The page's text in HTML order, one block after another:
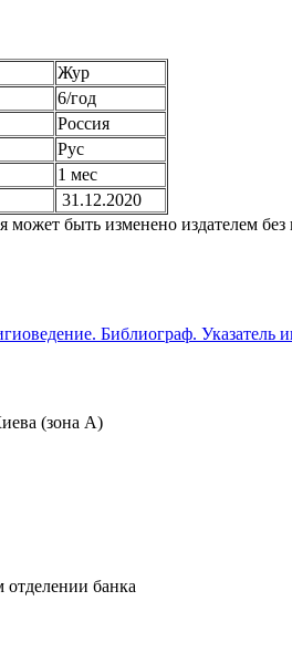
Жур
6/год
Россия
Рус
1 мес
31.12.2020
быть изменено издателем без
Библиограф. Указатель
(зона А)
банка